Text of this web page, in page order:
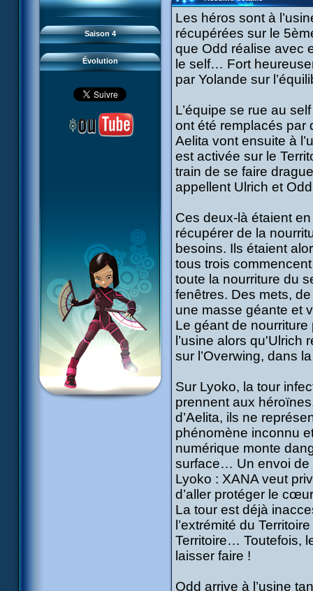
Saison 4
94 Contre-attaque
95 Souvenirs
Évolution
#21 - Faux-semblants
#22 - Mutinerie
#24 - Paradoxe temporel
#25 - Hécatombe
#26 - Ultime mission
Les héros sont à
récupérées sur le
que Odd réalise avec
le self… Fort
par Yolande sur
L’équipe se rue au
ont été remplacés
Aelita vont ensuite à
est activée sur le
train de se faire
appellent Ulrich et
Ces deux-là étaient
récupérer de la
besoins. Ils étaient
tous trois
toute la nourriture du
fenêtres. Des mets,
une masse géante et
Le géant de
l’usine alors qu'Ulrich
sur l’Overwing, dans
Sur Lyoko, la tour
prennent aux
d’Aelita, ils ne
phénomène inconnu
numérique monte
surface… Un envoi de
Lyoko : XANA veut
d’aller protéger le
La tour est déjà
l’extrémité du
Territoire… Toutefois,
laisser faire !
Odd arrive à l’usine